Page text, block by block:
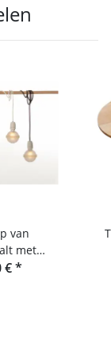
van
met
€*